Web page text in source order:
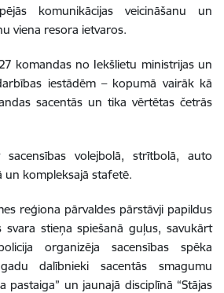
komunikācijas veicināšanu un
viena resora ietvaros.
komandas no Iekšlietu ministrijas un
iestādēm – kopumā vairāk kā
sacentās un tika vērtētas četrās
volejbolā, strītbolā, auto
kompleksajā stafetē.
reģiona pārvaldes pārstāvji papildus
svara stieņa spiešanā guļus, savukārt
organizēja sacensības spēka
dalībnieki sacentās smagumu
pastaiga” un jaunajā disciplīnā “Stājas